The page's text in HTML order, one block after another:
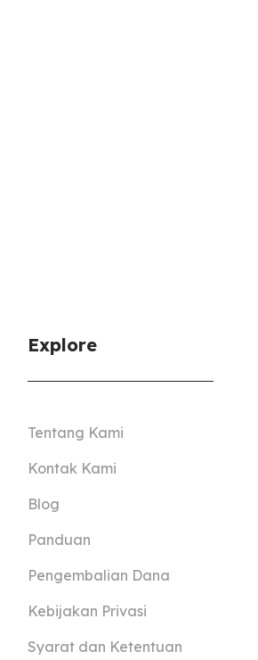
Explore
Tentang Kami
Kontak Kami
Blog
Panduan
Pengembalian Dana
Kebijakan Privasi
Syarat dan Ketentuan